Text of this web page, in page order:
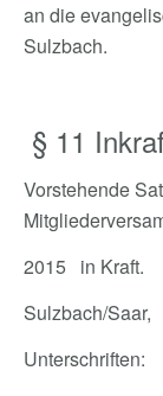
an die
Sulzbach.
§ 11
Vorstehende
2015 in Kraft.
Sulzbach/Saar,
Unterschriften: